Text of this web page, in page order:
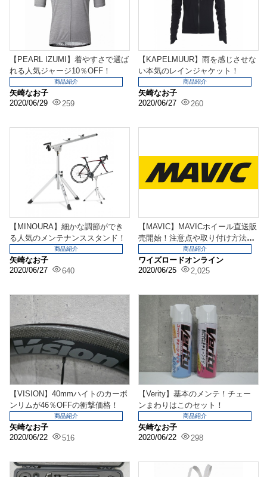
【PEARL IZUMI】着やすさで選ば
れる人気ジャージ10％OFF！
矢崎なお子
2020/06/29
259
商品紹介
【KAPELMUUR】雨を感じさせな
い本気のレインジャケット！
矢崎なお子
2020/06/27
260
商品紹介
【MINOURA】細かな調節ができ
る人気のメンテナンススタンド！
矢崎なお子
2020/06/27
640
商品紹介
【MAVIC】MAVICホイール直送販
売開始！注意点や取り付け方法等
をご紹介しま...
ワイズロードオンライン
2020/06/25
2,025
商品紹介
【VISION】40mmハイトのカーボ
ンリムが46％OFFの衝撃価格！
矢崎なお子
2020/06/22
516
商品紹介
【Verity】基本のメンテ！チェー
ンまわりはこのセット！
矢崎なお子
2020/06/22
298
商品紹介